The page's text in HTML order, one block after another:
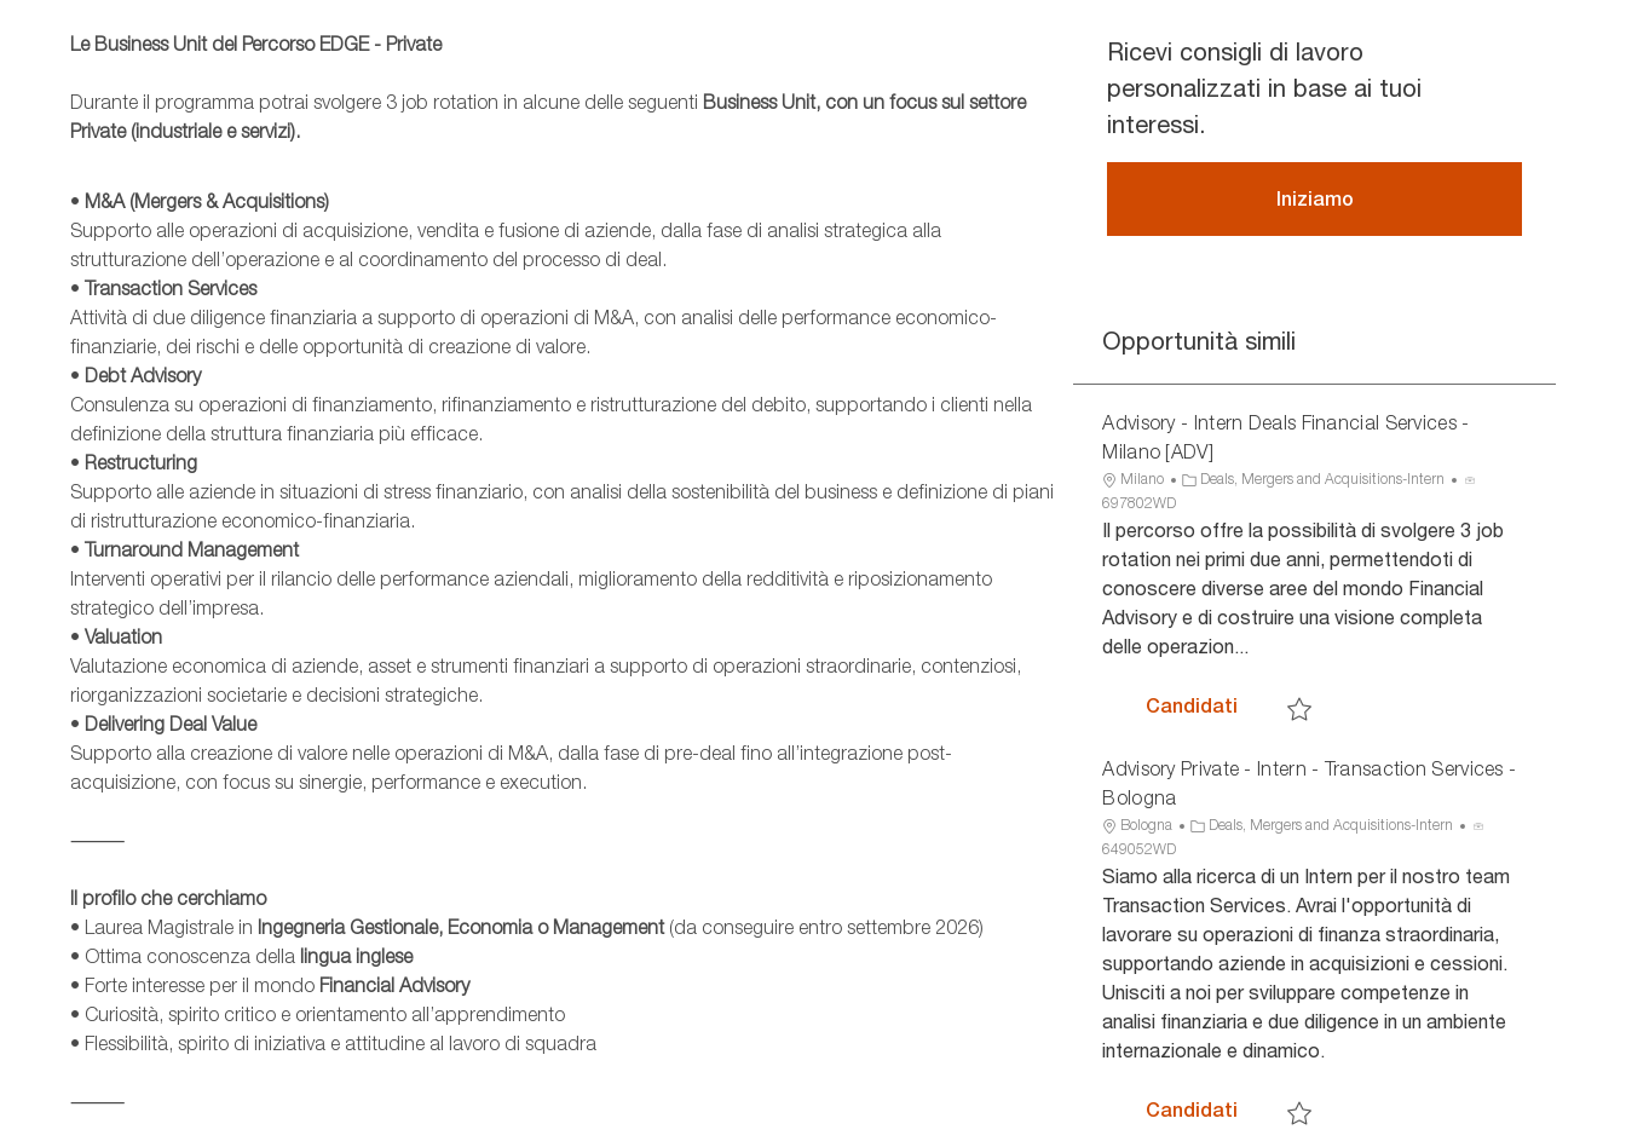
Le Business Unit del Percorso EDGE - Private
Durante il programma potrai svolgere 3 job rotation in alcune delle seguenti Business Unit, con un focus sul settore
Private (industriale e servizi).
• M&A (Mergers & Acquisitions)
Supporto alle operazioni di acquisizione, vendita e fusione di aziende, dalla fase di analisi strategica alla
strutturazione dell’operazione e al coordinamento del processo di deal.
• Transaction Services
Attività di due diligence finanziaria a supporto di operazioni di M&A, con analisi delle performance economico-
finanziarie, dei rischi e delle opportunità di creazione di valore.
• Debt Advisory
Consulenza su operazioni di finanziamento, rifinanziamento e ristrutturazione del debito, supportando i clienti nella
definizione della struttura finanziaria più efficace.
• Restructuring
Supporto alle aziende in situazioni di stress finanziario, con analisi della sostenibilità del business e definizione di piani
di ristrutturazione economico-finanziaria.
• Turnaround Management
Interventi operativi per il rilancio delle performance aziendali, miglioramento della redditività e riposizionamento
strategico dell’impresa.
• Valuation
Valutazione economica di aziende, asset e strumenti finanziari a supporto di operazioni straordinarie, contenziosi,
riorganizzazioni societarie e decisioni strategiche.
• Delivering Deal Value
Supporto alla creazione di valore nelle operazioni di M&A, dalla fase di pre-deal fino all’integrazione post-
acquisizione, con focus su sinergie, performance e execution.
⸻
Il profilo che cerchiamo
• Laurea Magistrale in Ingegneria Gestionale, Economia o Management(da conseguire entro settembre 2026)
• Ottima conoscenza della lingua inglese
• Forte interesse per il mondo Financial Advisory
• Curiosità, spirito critico e orientamento all’apprendimento
• Flessibilità, spirito di iniziativa e attitudine al lavoro di squadra
⸻
Ricevi consigli di lavoro
personalizzati in base ai tuoi
interessi.
Iniziamo
Opportunità simili
Advisory - Intern Deals Financial Services -
Milano [ADV]
U
b
i
z
i
o
Milano
C
t
o
r
i
Deals, Mergers and Acquisitions-Intern
I
a
n
u
n
697802WD
Il percorso offre la possibilità di svolgere 3 job
rotation nei primi due anni, permettendoti di
conoscere diverse aree del mondo Financial
Advisory e di costruire una visione completa
delle operazion...
Candidati Advisory - Intern Deals Financial
Advisory Private - Intern - Transaction Services -
Bologna
U
b
i
c
z
i
o
n
e
Bologna
C
t
o
r
i
a
Deals, Mergers and Acquisitions-Intern
I
a
n
u
n
i
649052WD
Siamo alla ricerca di un Intern per il nostro team
Transaction Services. Avrai l'opportunità di
lavorare su operazioni di finanza straordinaria,
supportando aziende in acquisizioni e cessioni.
Unisciti a noi per sviluppare competenze in
analisi finanziaria e due diligence in un ambiente
internazionale e dinamico.
Candidati Advisory Private - Intern - Transaction